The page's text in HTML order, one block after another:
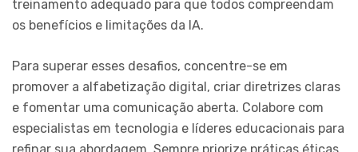
treinamento adequado para que todos compreendam
os benefícios e limitações da IA.
Para superar esses desafios, concentre-se em
promover a alfabetização digital, criar diretrizes claras
e fomentar uma comunicação aberta. Colabore com
especialistas em tecnologia e líderes educacionais para